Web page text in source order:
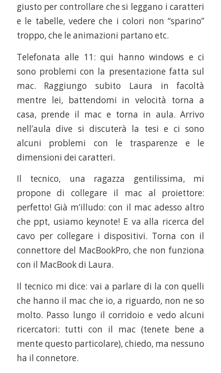
giusto per controllare che si leggano i caratteri
e le tabelle, vedere che i colori non “sparino”
troppo, che le animazioni partano etc.
Telefonata alle 11: qui hanno windows e ci
sono problemi con la presentazione fatta sul
mac. Raggiungo subito Laura in facoltà
mentre lei, battendomi in velocità torna a
casa, prende il mac e torna in aula. Arrivo
nell’aula dive si discuterà la tesi e ci sono
alcuni problemi con le trasparenze e le
dimensioni dei caratteri.
Il tecnico, una ragazza gentilissima, mi
propone di collegare il mac al proiettore:
perfetto! Già m’illudo: con il mac adesso altro
che ppt, usiamo keynote! E va alla ricerca del
cavo per collegare i dispositivi. Torna con il
connettore del MacBookPro, che non funziona
con il MacBook di Laura.
Il tecnico mi dice: vai a parlare di la con quelli
che hanno il mac che io, a riguardo, non ne so
molto. Passo lungo il corridoio e vedo alcuni
ricercatori: tutti con il mac (tenete bene a
mente questo particolare), chiedo, ma nessuno
ha il connetore.